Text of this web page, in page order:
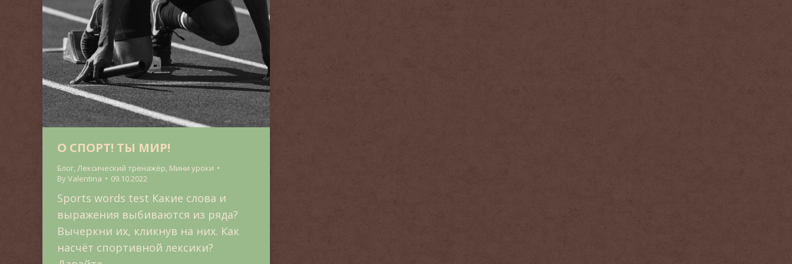
О СПОРТ! ТЫ МИР!
Блог Лексический тренажёр Мини уроки
ByValentina 09.10.2022
Sports words test Какие слова и
выражения выбиваются из ряда?
Вычеркни их, кликнув на них. Как
насчёт спортивной лексики?